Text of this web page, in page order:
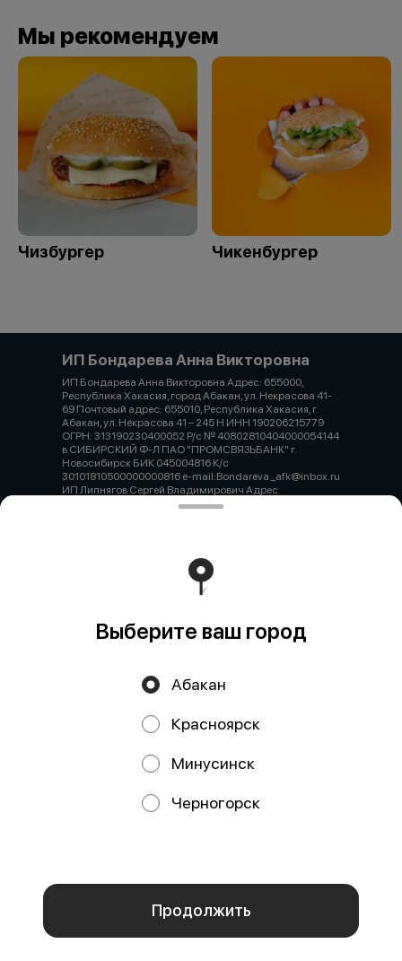
аналитических сервисов согласно нашейполитике
конфиденциальности
Мы рекомендуем
Чизбургер Чикенбургер
ИП Бондарева Анна Викторовна
ИП Бондарева Анна Викторовна Адрес: 655000,
Республика Хакасия, город Абакан, ул. Некрасова 41-
69 Почтовый адрес: 655010, Республика Хакасия, г.
Абакан, ул. Некрасова 41 – 245 Н ИНН 190206215779
ОГРН: 313190230400052 Р/с № 40802810404000054144
в СИБИРСКИЙ Ф-Л ПАО "ПРОМСВЯЗЬБАНК" г.
Новосибирск БИК 045004816 К/с
30101810500000000816 e-mail:Bondareva _afk@inbox.ru
ИП Липнягов Сергей Владимирович Адрес
юридический 655000, Республика Хакасия, город
190113322400 Банк АБАКАНСКОЕ ОТДЕЛЕНИЕ N8602
ПАО СБЕРБАНК Корреспондентский счёт 30101810 5
0000 0000608 БИК 04040792 Расчётный счёт 40802810
Политика конфиденциальности
Выберите ваш город
Абакан
Красноярск
Минусинск
Черногорск